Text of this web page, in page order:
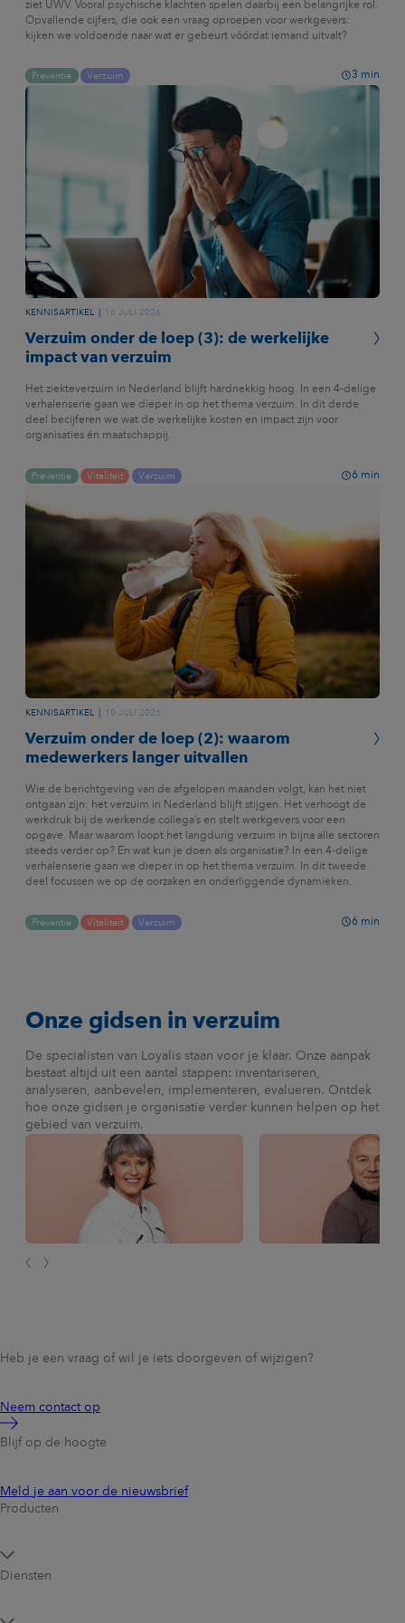
ziet UWV. Vooral psychische klachten spelen daarbij een belangrijke rol.
Opvallende cijfers, die ook een vraag oproepen voor werkgevers:
kijken we voldoende naar wat er gebeurt vóórdat iemand uitvalt?
Preventie Verzuim 3 min
KENNISARTIKEL 16 JULI 2026
Verzuim onder de loep (3): de werkelijke
impact van verzuim
Het ziekteverzuim in Nederland blijft hardnekkig hoog. In een 4-delige
verhalenserie gaan we dieper in op het thema verzuim. In dit derde
deel becijferen we wat de werkelijke kosten en impact zijn voor
organisaties én maatschappij.
Preventie Vitaliteit Verzuim 6 min
KENNISARTIKEL 10 JULI 2026
Verzuim onder de loep (2): waarom
medewerkers langer uitvallen
Wie de berichtgeving van de afgelopen maanden volgt, kan het niet
ontgaan zijn: het verzuim in Nederland blijft stijgen. Het verhoogt de
werkdruk bij de werkende collega’s en stelt werkgevers voor een
opgave. Maar waarom loopt het langdurig verzuim in bijna alle sectoren
steeds verder op? En wat kun je doen als organisatie? In een 4-delige
verhalenserie gaan we dieper in op het thema verzuim. In dit tweede
deel focussen we op de oorzaken en onderliggende dynamieken.
Preventie Vitaliteit Verzuim 6 min
Onze gidsen in verzuim
De specialisten van Loyalis staan voor je klaar. Onze aanpak
bestaat altijd uit een aantal stappen: inventariseren,
analyseren, aanbevelen, implementeren, evalueren. Ontdek
hoe onze gidsen je organisatie verder kunnen helpen op het
gebied van verzuim.
Heb je een vraag of wil je iets doorgeven of wijzigen?
Neem contact op
Blijf op de hoogte
Meld je aan voor de nieuwsbrief
Producten
Diensten